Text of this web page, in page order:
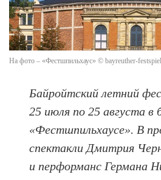
На фото – «Фестшпильхаус» © bayreuther-
Байройтский летний
25 июля по 25 августа в
«Фестшпильхаусе». В
спектакли Дмитрия
и перформанс Германа